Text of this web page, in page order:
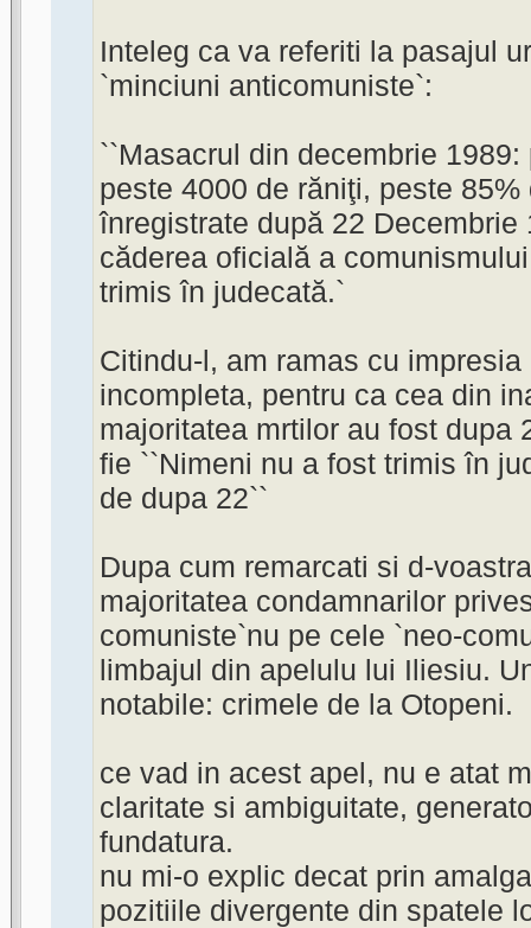
Inteleg ca va referiti la pasajul
`minciuni anticomuniste`:
``Masacrul din decembrie
peste 4000 de răniţi, peste
înregistrate după 22 Decembrie
căderea oficială a
trimis în judecată.`
Citindu-l, am ramas cu
incompleta, pentru ca cea din
majoritatea mrtilor au fost dupa
fie ``Nimeni nu a fost trimis în
de dupa 22``
Dupa cum remarcati si d-
majoritatea condamnarilor
comuniste`nu pe cele `neo-
limbajul din apelulu lui Iliesiu.
notabile: crimele de la Otopeni.
ce vad in acest apel, nu e atat
claritate si ambiguitate,
fundatura.
nu mi-o explic decat prin
pozitiile divergente din spatele